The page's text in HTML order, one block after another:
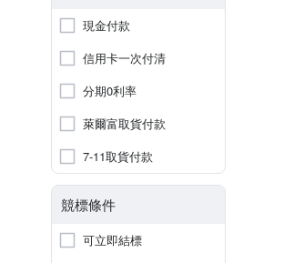
現金付款
信用卡一次付清
分期0利率
萊爾富取貨付款
7-11取貨付款
競標條件
可立即結標